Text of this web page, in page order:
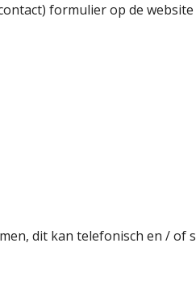
formulier op de
dit kan telefonisch en / of